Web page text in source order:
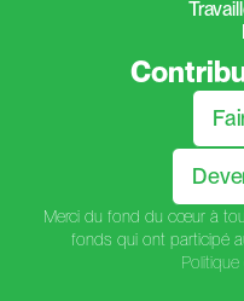
Merci du fond du cœur à
fonds qui ont participé